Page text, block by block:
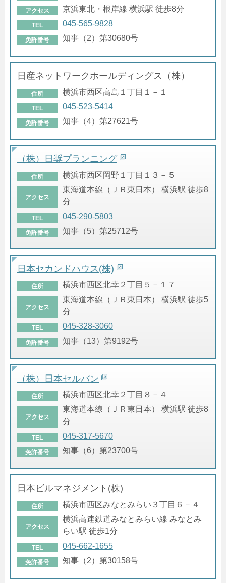
アクセス 京浜東北・根岸線 横浜駅 徒歩8分
TEL 045-565-9828
免許番号 知事（2）第30680号
日産ネットワークホールディングス（株）
住所 横浜市西区高島１丁目１－１
TEL 045-523-5414
免許番号 知事（4）第27621号
（株）日奨プランニング
住所 横浜市西区岡野１丁目１３－５
アクセス
東海道本線（ＪＲ東日本） 横浜駅 徒歩8
分
TEL 045-290-5803
免許番号 知事（5）第25712号
日本セカンドハウス(株)
住所 横浜市西区北幸２丁目５－１７
アクセス
東海道本線（ＪＲ東日本） 横浜駅 徒歩5
分
TEL 045-328-3060
免許番号 知事（13）第9192号
（株）日本セルバン
住所 横浜市西区北幸２丁目８－４
アクセス
東海道本線（ＪＲ東日本） 横浜駅 徒歩8
分
TEL 045-317-5670
免許番号 知事（6）第23700号
日本ビルマネジメント(株)
住所 横浜市西区みなとみらい３丁目６－４
アクセス
横浜高速鉄道みなとみらい線 みなとみ
らい駅 徒歩1分
TEL 045-662-1655
免許番号 知事（2）第30158号